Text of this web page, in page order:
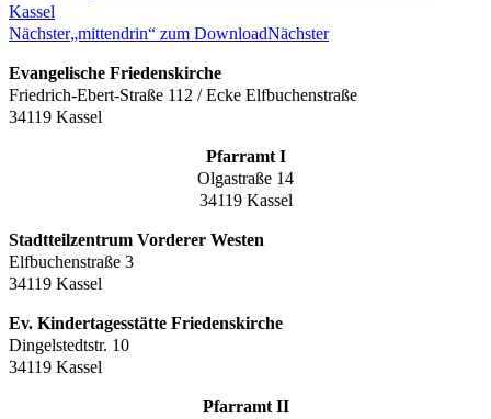
Kassel
Nächster„mittendrin“ zum DownloadNächster
Evangelische Friedenskirche
Friedrich-Ebert-Straße 112 / Ecke Elfbuchenstraße
34119 Kassel
Pfarramt I
Olgastraße 14
34119 Kassel
Stadtteilzentrum Vorderer Westen
Elfbuchenstraße 3
34119 Kassel
Ev. Kindertagesstätte Friedenskirche
Dingelstedtstr. 10
34119 Kassel
Pfarramt II